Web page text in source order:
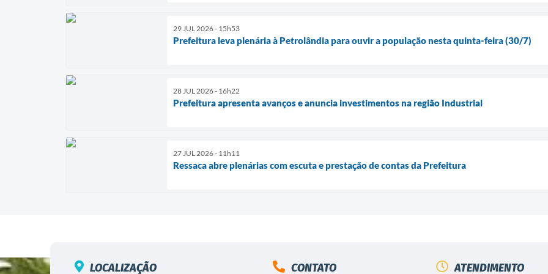
29 JUL 2026 - 15h53
Prefeitura leva plenária à Petrolândia para ouvir a população nesta quinta-feira (30/7)
28 JUL 2026 - 16h22
Prefeitura apresenta avanços e anuncia investimentos na região Industrial
27 JUL 2026 - 11h11
Ressaca abre plenárias com escuta e prestação de contas da Prefeitura
LOCALIZAÇÃO CONTATO ATENDIMENTO